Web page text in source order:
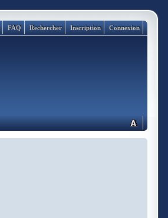
Connexion
Inscription
Rechercher
FAQ